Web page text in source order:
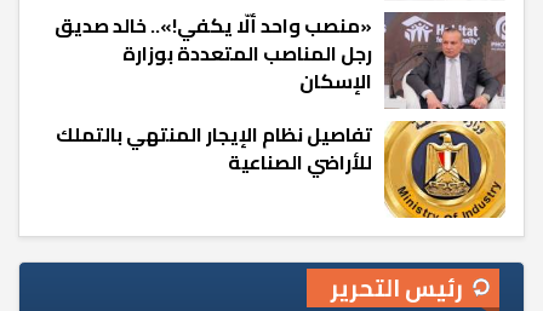
«منصب واحد ألّا يكفي!».. خالد صديق
رجل المناصب المتعددة بوزارة
الإسكان
تفاصيل نظام الإيجار المنتهي بالتملك
للأراضي الصناعية
رئيس التحرير